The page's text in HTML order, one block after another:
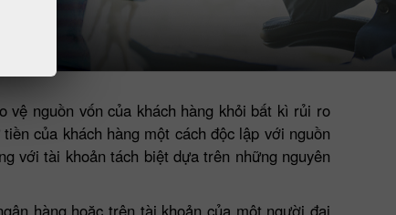
vệ nguồn vốn của khách hàng khỏi bất kì rủi ro
của khách hàng một cách độc lập với nguồn
với tài khoản tách biệt dựa trên những nguyên
hàng hoặc trên tài khoản của một người đại